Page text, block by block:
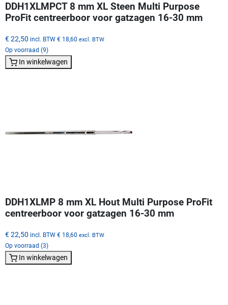
DDH1XLMPCT 8 mm XL Steen Multi Purpose
ProFit centreerboor voor gatzagen 16-30 mm
€ 22,50 incl. BTW € 18,60 excl. BTW
Op voorraad (9)
In winkelwagen
DDH1XLMP 8 mm XL Hout Multi Purpose ProFit
centreerboor voor gatzagen 16-30 mm
€ 22,50 incl. BTW € 18,60 excl. BTW
Op voorraad (3)
In winkelwagen